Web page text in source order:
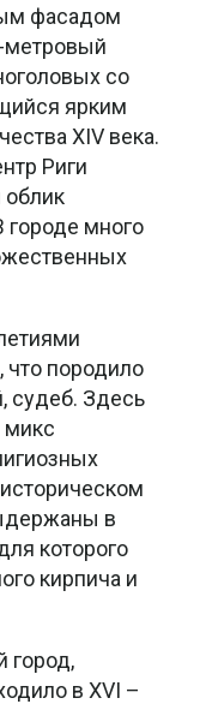
фасадом
метровый
со
ярким
XIV века.
Риги
облик
городе много
что породило
судеб. Здесь
в
которого
кирпича и
город,
в XVI –